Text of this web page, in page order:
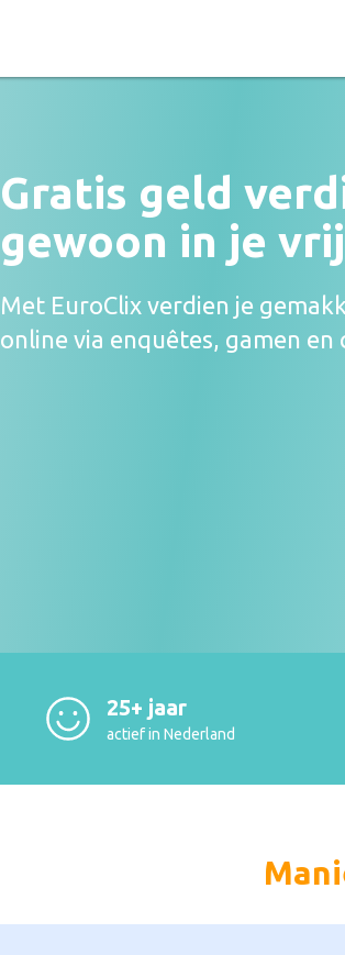
Gratis geld
gewoon in je
Met EuroClix verdien je
online via enquêtes, gamen en
25+ jaar
actief in Nederland